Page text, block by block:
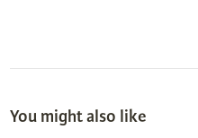
You might also like